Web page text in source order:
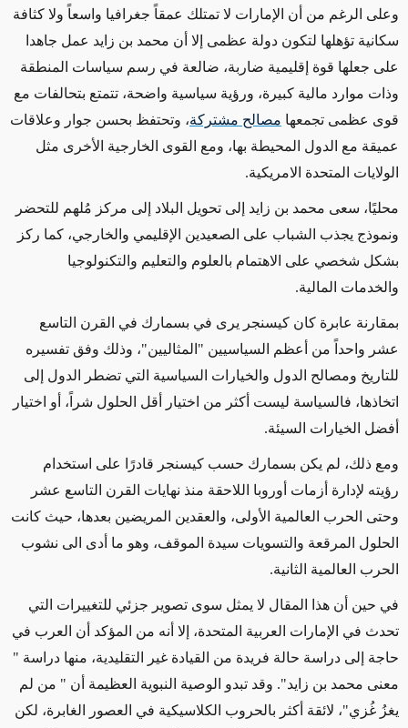
وعلى الرغم من أن الإمارات لا تمتلك عمقاً جغرافيا واسعاً ولا كثافة
سكانية تؤهلها لتكون دولة عظمى إلا أن محمد بن زايد عمل جاهدا
على جعلها قوة إقليمية ضاربة، ضالعة في رسم سياسات المنطقة
وذات موارد مالية كبيرة، ورؤية سياسية واضحة، تتمتع بتحالفات مع
قوى عظمى تجمعها مصالح مشتركة، وتحتفظ بحسن جوار وعلاقات
عميقة مع الدول المحيطة بها، ومع القوى الخارجية الأخرى مثل
الولايات المتحدة الامريكية.
محليًا، سعى محمد بن زايد إلى تحويل البلاد إلى مركز مُلهم للتحضر
ونموذج يجذب الشباب على الصعيدين الإقليمي والخارجي، كما ركز
بشكل شخصي على الاهتمام بالعلوم والتعليم والتكنولوجيا
والخدمات المالية.
بمقارنة عابرة كان كيسنجر يرى في بسمارك في القرن التاسع
عشر واحداً من أعظم السياسيين "المثاليين"، وذلك وفق تفسيره
للتاريخ ومصالح الدول والخيارات السياسية التي تضطر الدول إلى
اتخاذها، فالسياسة ليست أكثر من اختيار أقل الحلول شراً، أو اختيار
أفضل الخيارات السيئة.
ومع ذلك، لم يكن بسمارك حسب كيسنجر قادرًا على استخدام
رؤيته لإدارة أزمات أوروبا اللاحقة منذ نهايات القرن التاسع عشر
وحتى الحرب العالمية الأولى، والعقدين المريضين بعدها، حيث كانت
الحلول المرقعة والتسويات سيدة الموقف، وهو ما أدى الى نشوب
الحرب العالمية الثانية.
في حين أن هذا المقال لا يمثل سوى تصوير جزئي للتغييرات التي
تحدث في الإمارات العربية المتحدة، إلا أنه من المؤكد أن العرب في
حاجة إلى دراسة حالة فريدة من القيادة غير التقليدية، منها دراسة "
معنى محمد بن زايد". وقد تبدو الوصية النبوية العظيمة أن " من لم
يغزُ غُزي"، لائقة أكثر بالحروب الكلاسيكية في العصور الغابرة، لكن